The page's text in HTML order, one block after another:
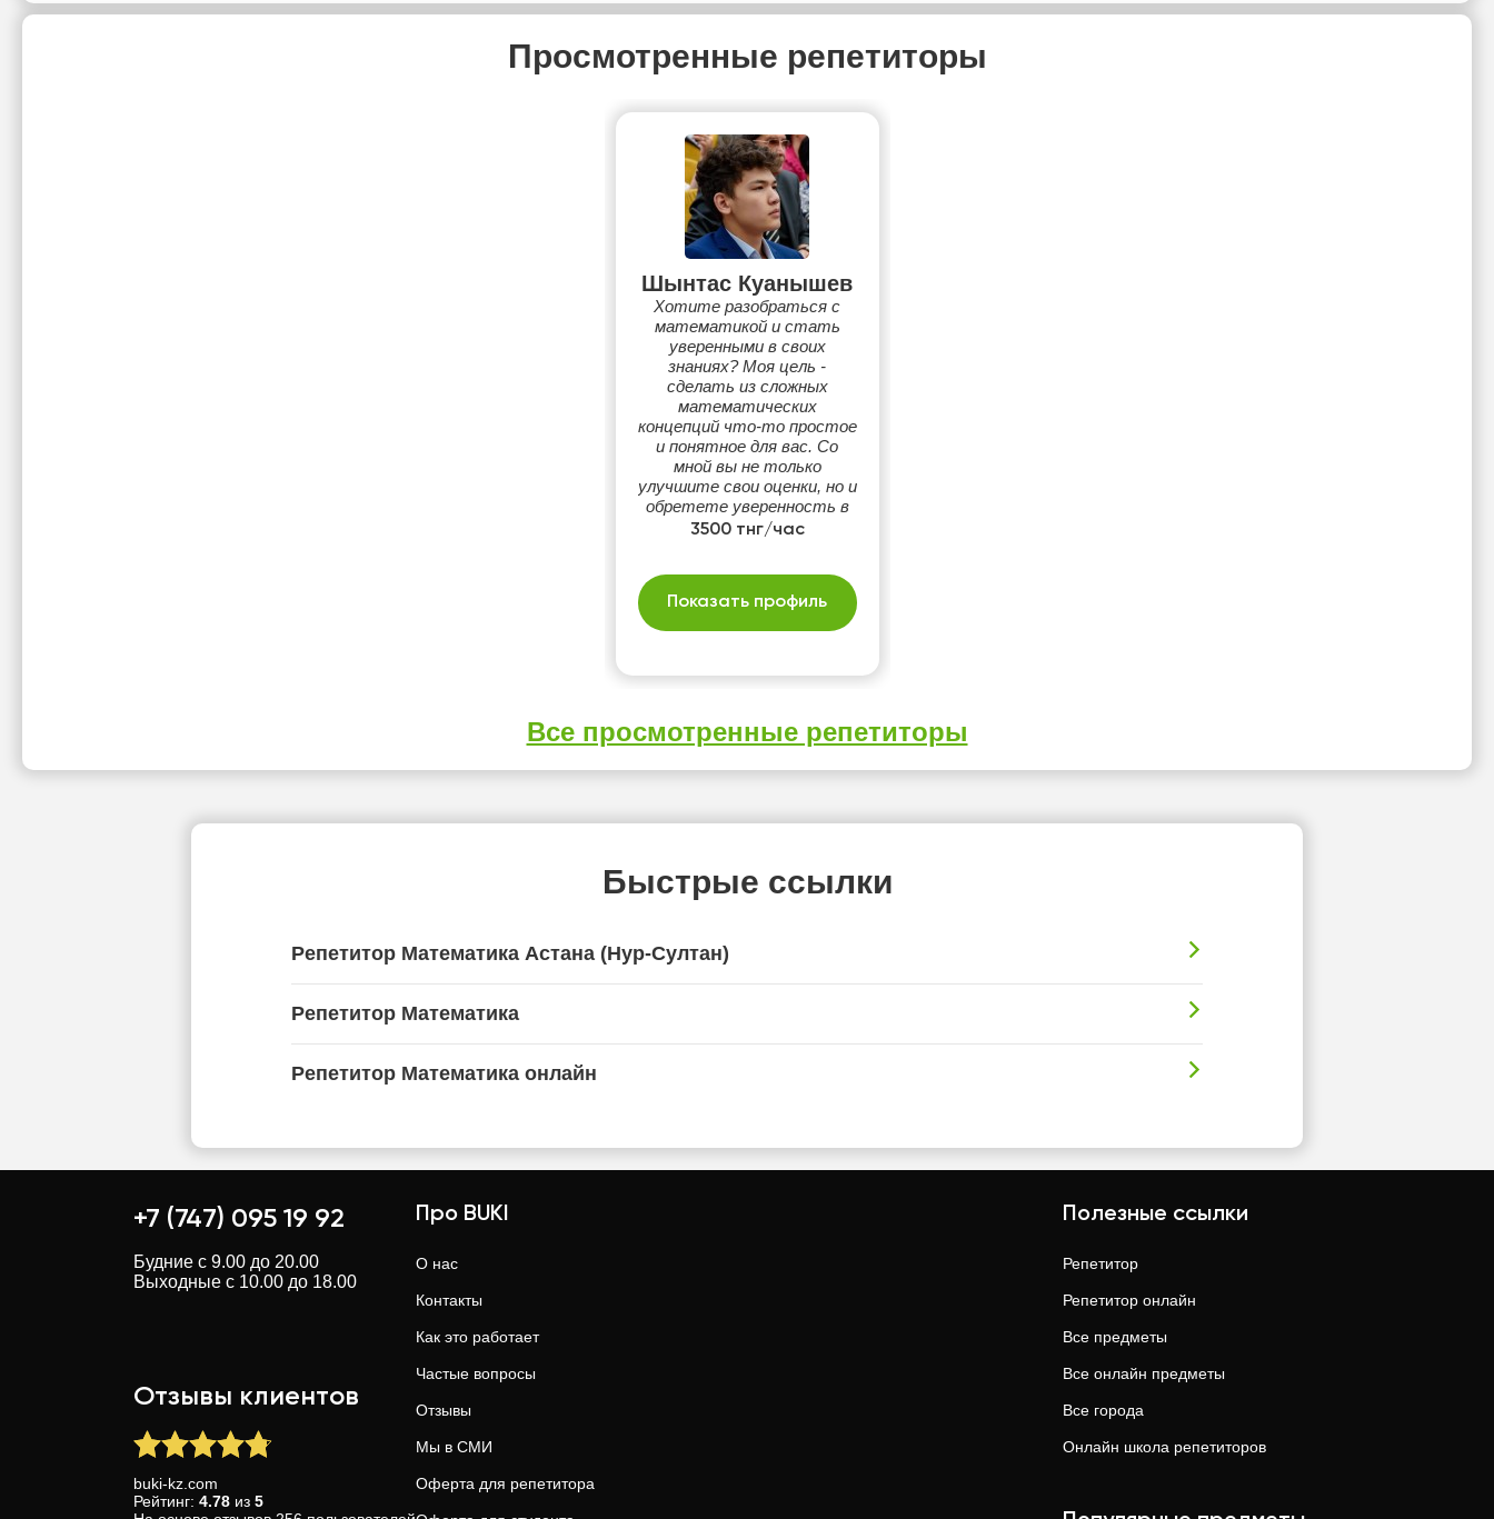
Просмотренные репетиторы
Шынтас Куанышев
Хотите разобраться с
математикой и стать
уверенными в своих
знаниях? Моя цель -
сделать из сложных
математических
концепций что-то простое
и понятное для вас. Со
мной вы не только
улучшите свои оценки, но и
обретете уверенность в
решении любых
3500 тнг/час
Показать профиль
Все просмотренные репетиторы
Быстрые ссылки
Репетитор Математика Астана (Нур-Султан)
Репетитор Математика
Репетитор Математика онлайн
+7 (747) 095 19 92
Будние с 9.00 до 20.00
Выходные с 10.00 до 18.00
Отзывы клиентов
buki-kz.com
Рейтинг: 4.78 из 5
Про BUKI
О нас
Контакты
Как это работает
Частые вопросы
Отзывы
Мы в СМИ
Оферта для репетитора
Полезные ссылки
Репетитор
Репетитор онлайн
Все предметы
Все онлайн предметы
Все города
Онлайн школа репетиторов